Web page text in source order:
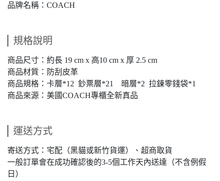
品牌名稱：COACH
規格說明
商品尺寸：約長 19 cm x 高10 cm x 厚 2.5 cm
商品材質：防刮皮革
商品規格：卡層*12 鈔票層*21 暗層*2 拉鍊零錢袋*1
商品來源：美國COACH專櫃全新真品
運送方式
寄送方式：宅配（黑貓或新竹貨運）、超商取貨
一般訂單會在成功確認後的3-5個工作天內送達（不含例假
日）